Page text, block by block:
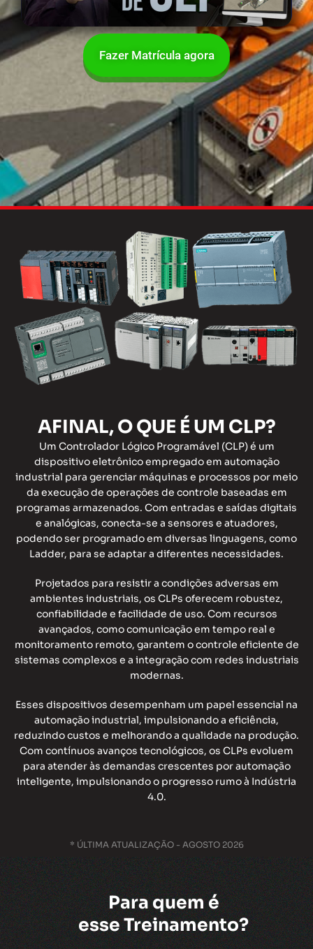
Fazer Matrícula agora
AFINAL, O QUE É UM CLP?
Um Controlador Lógico Programável (CLP) é um
dispositivo eletrônico empregado em automação
industrial para gerenciar máquinas e processos por meio
da execução de operações de controle baseadas em
programas armazenados. Com entradas e saídas digitais
e analógicas, conecta-se a sensores e atuadores,
podendo ser programado em diversas linguagens, como
Ladder, para se adaptar a diferentes necessidades.
Projetados para resistir a condições adversas em
ambientes industriais, os CLPs oferecem robustez,
confiabilidade e facilidade de uso. Com recursos
avançados, como comunicação em tempo real e
monitoramento remoto, garantem o controle eficiente de
sistemas complexos e a integração com redes industriais
modernas.
Esses dispositivos desempenham um papel essencial na
automação industrial, impulsionando a eficiência,
reduzindo custos e melhorando a qualidade na produção.
Com contínuos avanços tecnológicos, os CLPs evoluem
para atender às demandas crescentes por automação
inteligente, impulsionando o progresso rumo à Indústria
4.0.
* ÚLTIMA ATUALIZAÇÃO - AGOSTO 2026
Para quem é
esse Treinamento?